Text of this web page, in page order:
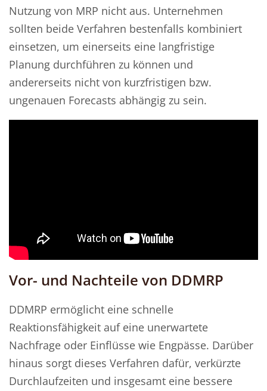
Nutzung von MRP nicht aus. Unternehmen
sollten beide Verfahren bestenfalls kombiniert
einsetzen, um einerseits eine langfristige
Planung durchführen zu können und
andererseits nicht von kurzfristigen bzw.
ungenauen Forecasts abhängig zu sein.
Vor- und Nachteile von DDMRP
DDMRP ermöglicht eine schnelle
Reaktionsfähigkeit auf eine unerwartete
Nachfrage oder Einflüsse wie Engpässe. Darüber
hinaus sorgt dieses Verfahren dafür, verkürzte
Durchlaufzeiten und insgesamt eine bessere